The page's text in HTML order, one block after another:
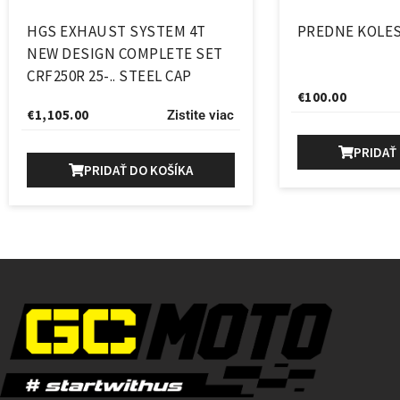
HGS EXHAUST SYSTEM 4T
NEW DESIGN COMPLETE SET
CRF250R 25-.. STEEL CAP
€1,105.00 Zistite viac
PRIDAŤ DO KOŠÍKA
PREDNE
€100.00